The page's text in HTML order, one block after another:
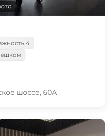
4
шоссе, 60А